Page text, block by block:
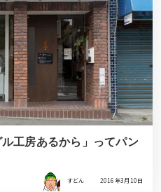
工房あるから」ってパン
すどん 2016年3月10日